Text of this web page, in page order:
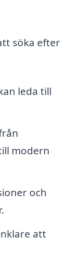
söka efter
leda till
modern
och
att